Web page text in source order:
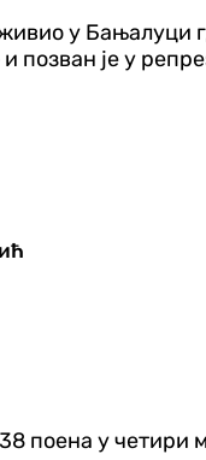
у Бањалуци
позван је у
поена у четири